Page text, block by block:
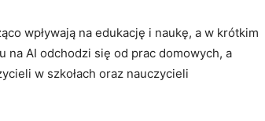
wpływają na edukację i naukę, a w krótkim
na AI odchodzi się od prac domowych, a
w szkołach oraz nauczycieli